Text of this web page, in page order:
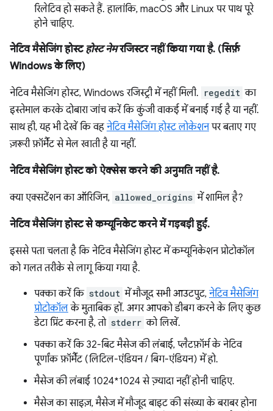
रिलेटिव हो सकते हैं. हालांकि, macOS और Linux पर पाथ पूरे
होने चाहिए.
नेटिव मैसेजिंग होस्टहोस्ट नेमरजिस्टर नहीं किया गया है. (सिर्फ़
Windows के लिए)
नेटिव मैसेजिंग होस्ट, Windows रजिस्ट्री में नहीं मिली. regedit का
इस्तेमाल करके दोबारा जांच करें कि कुंजी वाकई में बनाई गई है या नहीं.
साथ ही, यह भी देखें कि वह नेटिव मैसेजिंग होस्ट लोकेशनपर बताए गए
ज़रूरी फ़ॉर्मैट से मेल खाती है या नहीं.
नेटिव मैसेजिंग होस्ट को ऐक्सेस करने की अनुमति नहीं है.
क्या एक्सटेंशन का ऑरिजिन, allowed_origins में शामिल है?
नेटिव मैसेजिंग होस्ट से कम्यूनिकेट करने में गड़बड़ी हुई.
इससे पता चलता है कि नेटिव मैसेजिंग होस्ट में कम्यूनिकेशन प्रोटोकॉल
को गलत तरीके से लागू किया गया है.
पक्का करें कि stdout में मौजूद सभी आउटपुट, नेटिव मैसेजिंग
प्रोटोकॉलके मुताबिक हों. अगर आपको डीबग करने के लिए कुछ
डेटा प्रिंट करना है, तो stderr को लिखें.
पक्का करें कि 32-बिट मैसेज की लंबाई, प्लैटफ़ॉर्म के नेटिव
पूर्णांक फ़ॉर्मैट (लिटिल-एंडियन / बिग-एंडियन) में हो.
मैसेज की लंबाई 1024*1024 से ज़्यादा नहीं होनी चाहिए.
मैसेज का साइज़, मैसेज में मौजूद बाइट की संख्या के बराबर होना